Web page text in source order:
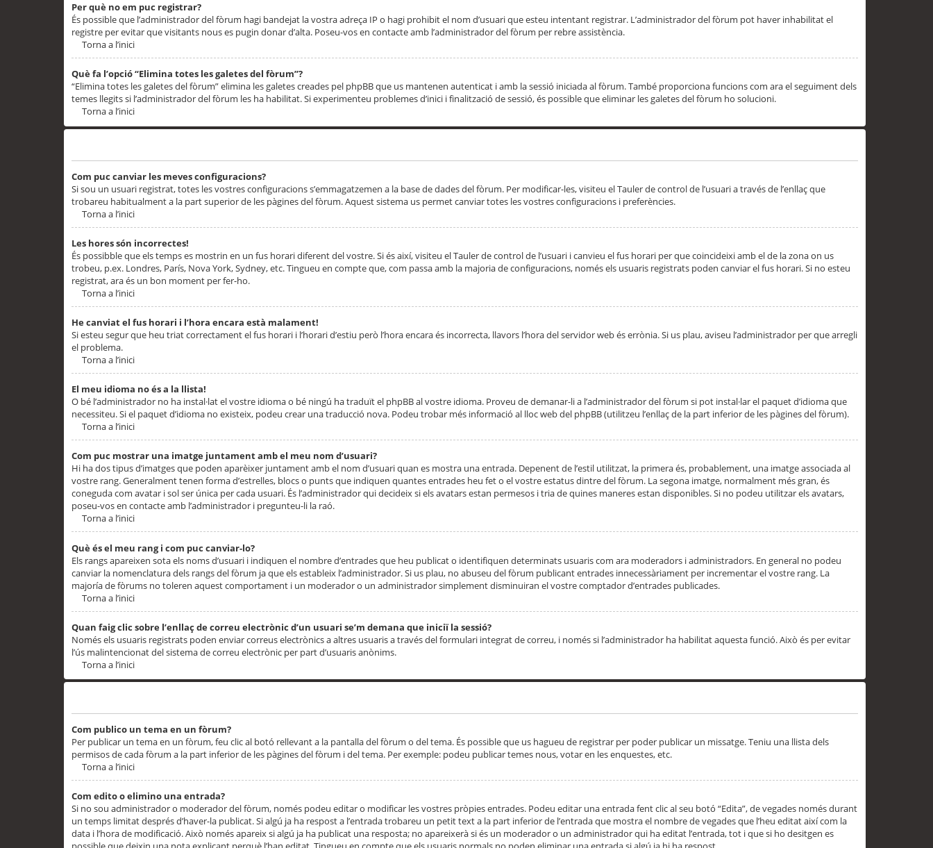
Per què no em puc registrar?
És possible que l’administrador del fòrum hagi bandejat la vostra adreça IP o hagi prohibit el nom d’usuari que esteu intentant registrar. L’administrador del fòrum pot haver inhabilitat el
registre per evitar que visitants nous es pugin donar d’alta. Poseu-vos en contacte amb l’administrador del fòrum per rebre assistència.
Torna a l’inici
Què fa l’opció “Elimina totes les galetes del fòrum”?
“Elimina totes les galetes del fòrum” elimina les galetes creades pel phpBB que us mantenen autenticat i amb la sessió iniciada al fòrum. També proporciona funcions com ara el seguiment dels
temes llegits si l’administrador del fòrum les ha habilitat. Si experimenteu problemes d’inici i finalització de sessió, és possible que eliminar les galetes del fòrum ho solucioni.
Torna a l’inici
Com puc canviar les meves configuracions?
Si sou un usuari registrat, totes les vostres configuracions s’emmagatzemen a la base de dades del fòrum. Per modificar-les, visiteu el Tauler de control de l’usuari a través de l’enllaç que
trobareu habitualment a la part superior de les pàgines del fòrum. Aquest sistema us permet canviar totes les vostres configuracions i preferències.
Torna a l’inici
Les hores són incorrectes!
És possibble que els temps es mostrin en un fus horari diferent del vostre. Si és així, visiteu el Tauler de control de l’usuari i canvieu el fus horari per que coincideixi amb el de la zona on us
trobeu, p.ex. Londres, París, Nova York, Sydney, etc. Tingueu en compte que, com passa amb la majoria de configuracions, només els usuaris registrats poden canviar el fus horari. Si no esteu
registrat, ara és un bon moment per fer-ho.
Torna a l’inici
He canviat el fus horari i l’hora encara està malament!
Si esteu segur que heu triat correctament el fus horari i l’horari d’estiu però l’hora encara és incorrecta, llavors l’hora del servidor web és errònia. Si us plau, aviseu l’administrador per que arregli
el problema.
Torna a l’inici
El meu idioma no és a la llista!
O bé l’administrador no ha instal·lat el vostre idioma o bé ningú ha traduït el phpBB al vostre idioma. Proveu de demanar-li a l’administrador del fòrum si pot instal·lar el paquet d’idioma que
necessiteu. Si el paquet d’idioma no existeix, podeu crear una traducció nova. Podeu trobar més informació al lloc web del phpBB (utilitzeu l’enllaç de la part inferior de les pàgines del fòrum).
Torna a l’inici
Com puc mostrar una imatge juntament amb el meu nom d’usuari?
Hi ha dos tipus d’imatges que poden aparèixer juntament amb el nom d’usuari quan es mostra una entrada. Depenent de l’estil utilitzat, la primera és, probablement, una imatge associada al
vostre rang. Generalment tenen forma d’estrelles, blocs o punts que indiquen quantes entrades heu fet o el vostre estatus dintre del fòrum. La segona imatge, normalment més gran, és
coneguda com avatar i sol ser única per cada usuari. És l’administrador qui decideix si els avatars estan permesos i tria de quines maneres estan disponibles. Si no podeu utilitzar els avatars,
poseu-vos en contacte amb l’administrador i pregunteu-li la raó.
Torna a l’inici
Què és el meu rang i com puc canviar-lo?
Els rangs apareixen sota els noms d’usuari i indiquen el nombre d’entrades que heu publicat o identifiquen determinats usuaris com ara moderadors i administradors. En general no podeu
canviar la nomenclatura dels rangs del fòrum ja que els estableix l’administrador. Si us plau, no abuseu del fòrum publicant entrades innecessàriament per incrementar el vostre rang. La
majoría de fòrums no toleren aquest comportament i un moderador o un administrador simplement disminuiran el vostre comptador d’entrades publicades.
Torna a l’inici
Quan faig clic sobre l’enllaç de correu electrònic d’un usuari se’m demana que iniciï la sessió?
Només els usuaris registrats poden enviar correus electrònics a altres usuaris a través del formulari integrat de correu, i només si l’administrador ha habilitat aquesta funció. Això és per evitar
l’ús malintencionat del sistema de correu electrònic per part d’usuaris anònims.
Torna a l’inici
Com publico un tema en un fòrum?
Per publicar un tema en un fòrum, feu clic al botó rellevant a la pantalla del fòrum o del tema. És possible que us hagueu de registrar per poder publicar un missatge. Teniu una llista dels
permisos de cada fòrum a la part inferior de les pàgines del fòrum i del tema. Per exemple: podeu publicar temes nous, votar en les enquestes, etc.
Torna a l’inici
Com edito o elimino una entrada?
Si no sou administrador o moderador del fòrum, només podeu editar o modificar les vostres pròpies entrades. Podeu editar una entrada fent clic al seu botó “Edita”, de vegades només durant
un temps limitat després d’haver-la publicat. Si algú ja ha respost a l’entrada trobareu un petit text a la part inferior de l’entrada que mostra el nombre de vegades que l’heu editat així com la
data i l’hora de modificació. Això només apareix si algú ja ha publicat una resposta; no apareixerà si és un moderador o un administrador qui ha editat l’entrada, tot i que si ho desitgen es